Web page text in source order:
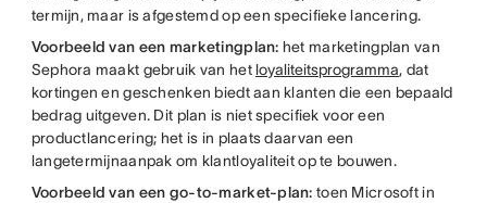
termijn, maar is afgestemd op een specifieke lancering.
Voorbeeld van een marketingplan: het marketingplan van
Sephora maakt gebruik van het loyaliteitsprogramma, dat
kortingen en geschenken biedt aan klanten die een bepaald
bedrag uitgeven. Dit plan is niet specifiek voor een
productlancering; het is in plaats daarvan een
langetermijnaanpak om klantloyaliteit op te bouwen.
Voorbeeld van een go-to-market-plan: toen Microsoft in